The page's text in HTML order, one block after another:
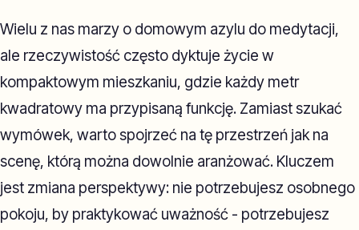
Wielu z nas marzy o domowym azylu do medytacji,
ale rzeczywistość często dyktuje życie w
kompaktowym mieszkaniu, gdzie każdy metr
kwadratowy ma przypisaną funkcję. Zamiast szukać
wymówek, warto spojrzeć na tę przestrzeń jak na
scenę, którą można dowolnie aranżować. Kluczem
jest zmiana perspektywy: nie potrzebujesz osobnego
pokoju, by praktykować uważność - potrzebujesz